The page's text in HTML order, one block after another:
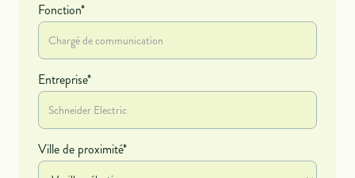
Entreprise*
Fonction*
Ville de proximité*